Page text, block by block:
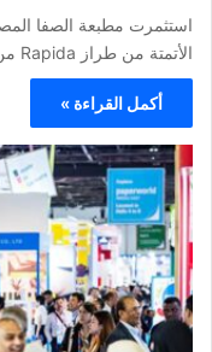
استثمرت مطبعة الصفا
الأتمتة من طراز Rapida من Koenig & Bauer، تغطي المقاسين…
أكمل القراءة »